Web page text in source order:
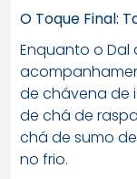
O Toque Final:
Enquanto o Dal
de chávena de
de chá de
chá de sumo
no frio.